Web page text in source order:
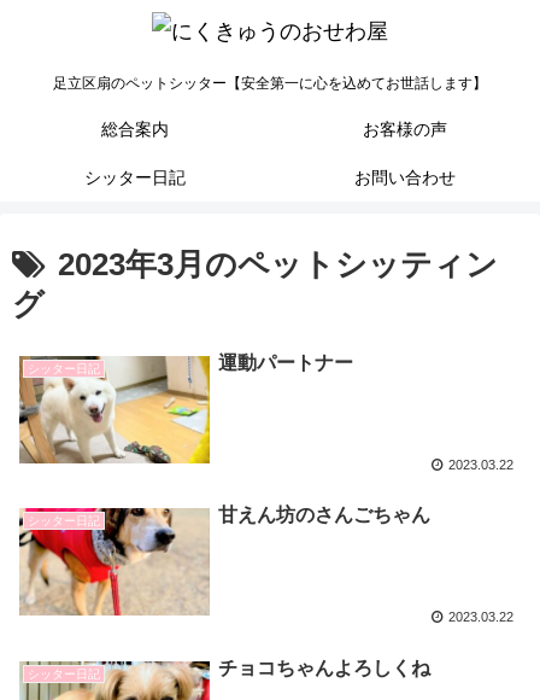
足立区扇のペットシッター【安全第一に心を込めてお世話します】
総合案内 お客様の声
シッター日記 お問い合わせ
2023年3月のペットシッティン
グ
シッター日記 運動パートナー
2023.03.22
シッター日記 甘えん坊のさんごちゃん
2023.03.22
シッター日記 チョコちゃんよろしくね